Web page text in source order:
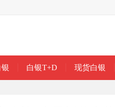
白银T+D 现货白银